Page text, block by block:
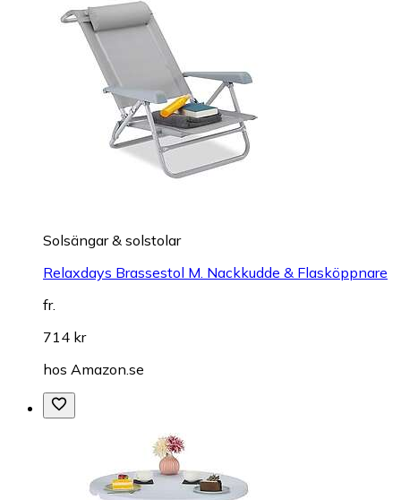
Solsängar & solstolar
Relaxdays Brassestol M. Nackkudde & Flasköppnare
fr.
714 kr
hos Amazon.se